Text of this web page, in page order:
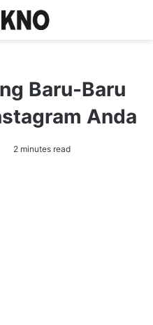
Baru-Baru
Anda
2 minutes read